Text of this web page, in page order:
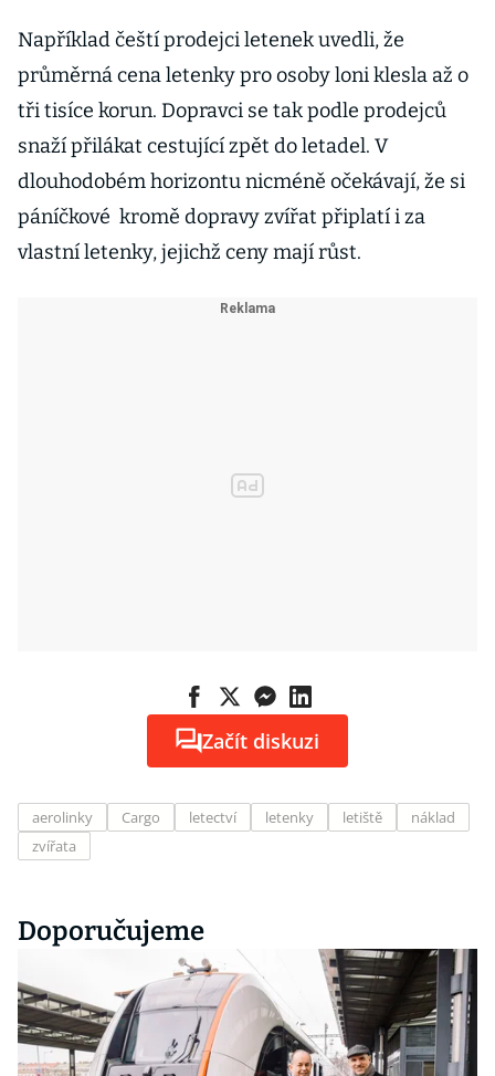
Například čeští prodejci letenek uvedli, že
průměrná cena letenky pro osoby loni klesla až o
tři tisíce korun. Dopravci se tak podle prodejců
snaží přilákat cestující zpět do letadel. V
dlouhodobém horizontu nicméně očekávají, že si
páníčkové kromě dopravy zvířat připlatí i za
vlastní letenky, jejichž ceny mají růst.
Začít diskuzi
aerolinky Cargo letectví letenky letiště
náklad
zvířata
Doporučujeme